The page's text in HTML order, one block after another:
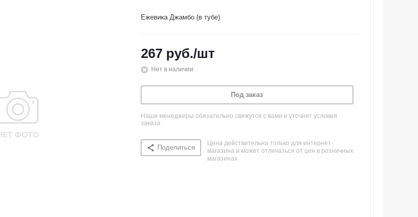
Ежевика Джамбо (в тубе)
267 руб./шт
Нет в наличии
Под заказ
Наши менеджеры обязательно свяжутся с вами и уточнят условия
заказа
Поделиться
Цена действительна только для интернет-
магазина и может отличаться от цен в розничных
магазинах